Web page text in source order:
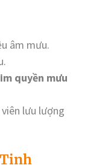
âm mưu.
quyền mưu
lưu lượng
Tinh